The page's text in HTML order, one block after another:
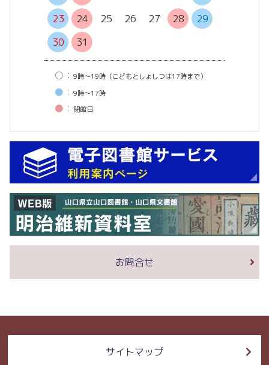
23
24 25 26 27 28
29
30
31
○： 9時〜19時（こどもとしょしつは17時まで）
●： 9時〜17時
●： 閉館⽇
お問合せ
サイトマップ